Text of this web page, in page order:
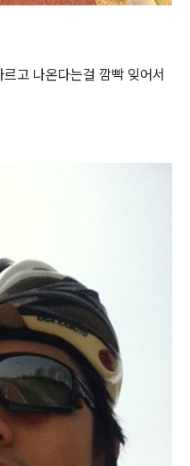
고 나온다는걸 깜빡 잊어서